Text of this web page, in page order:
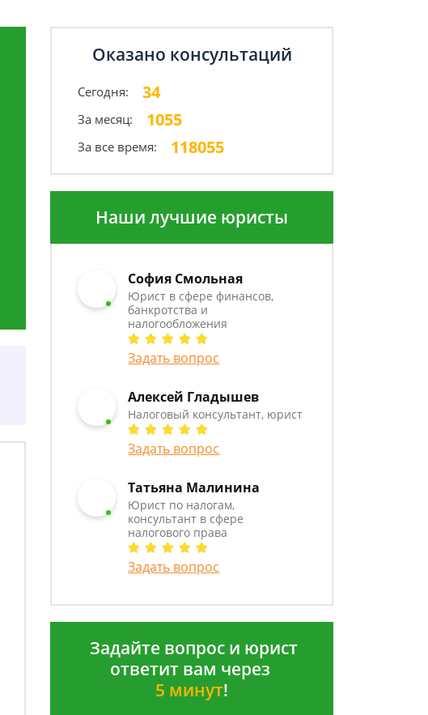
Оказано консультаций
Сегодня: 34
За месяц: 1055
За все время: 118055
Наши лучшие юристы
София Смольная
Юрист в сфере финансов,
банкротства и
налогообложения
Задать вопрос
Алексей Гладышев
Налоговый консультант, юрист
Задать вопрос
Татьяна Малинина
Юрист по налогам,
консультант в сфере
налогового права
Задать вопрос
Задайте вопрос и юрист
ответит вам через
5 минут!